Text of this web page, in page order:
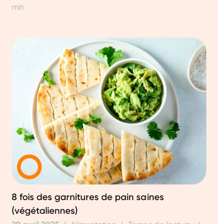
min
8 fois des garnitures de pain saines
(végétaliennes)